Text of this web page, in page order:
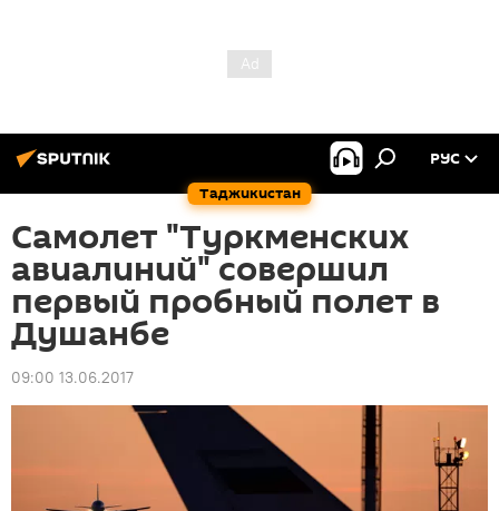
Таджикистан
РУС
Самолет "Туркменских
авиалиний" совершил
первый пробный полет в
Душанбе
09:00 13.06.2017